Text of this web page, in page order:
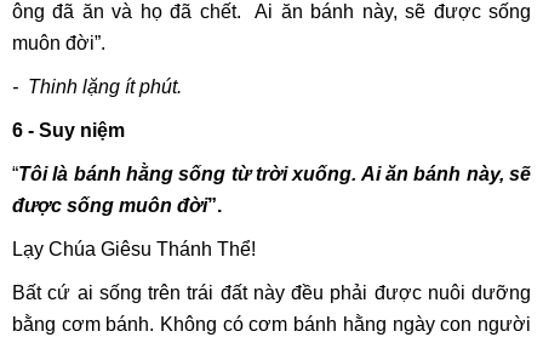
ông đã ăn và họ đã chết. Ai ăn bánh này, sẽ được sống
muôn đời”.
- Thinh lặng ít phút.
6 - Suy niệm
“Tôi là bánh hằng sống từ trời xuống. Ai ăn bánh này, sẽ
được sống muôn đời”.
Lạy Chúa Giêsu Thánh Thể!
Bất cứ ai sống trên trái đất này đều phải được nuôi dưỡng
bằng cơm bánh. Không có cơm bánh hằng ngày con người